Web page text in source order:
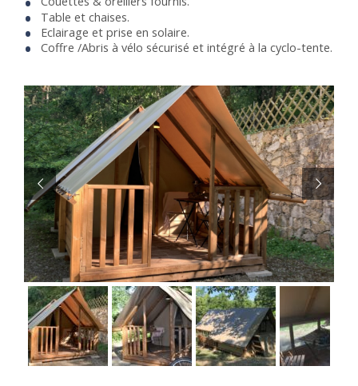
Table et chaises.
Eclairage et prise en solaire.
Coffre /Abris à vélo sécurisé et intégré à la cyclo-tente.